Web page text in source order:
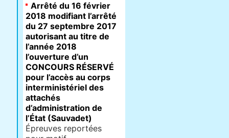
Arrêté du 16 février
2018 modifiant l’arrêté
du 27 septembre 2017
autorisant au titre de
l’année 2018
l’ouverture d’un
CONCOURS RÉSERVÉ
pour l’accès au corps
interministériel des
attachés
d’administration de
l’État (Sauvadet)
Épreuves reportées